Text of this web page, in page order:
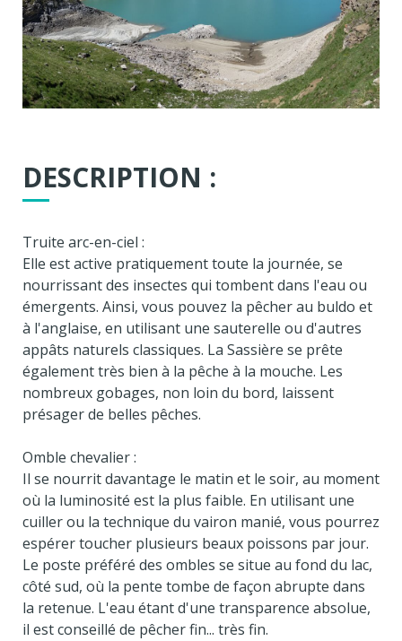
DESCRIPTION :
Truite arc-en-ciel :
Elle est active pratiquement toute la journée, se
nourrissant des insectes qui tombent dans l'eau ou
émergents. Ainsi, vous pouvez la pêcher au buldo et
à l'anglaise, en utilisant une sauterelle ou d'autres
appâts naturels classiques. La Sassière se prête
également très bien à la pêche à la mouche. Les
nombreux gobages, non loin du bord, laissent
présager de belles pêches.
Omble chevalier :
Il se nourrit davantage le matin et le soir, au moment
où la luminosité est la plus faible. En utilisant une
cuiller ou la technique du vairon manié, vous pourrez
espérer toucher plusieurs beaux poissons par jour.
Le poste préféré des ombles se situe au fond du lac,
côté sud, où la pente tombe de façon abrupte dans
la retenue. L'eau étant d'une transparence absolue,
il est conseillé de pêcher fin... très fin.